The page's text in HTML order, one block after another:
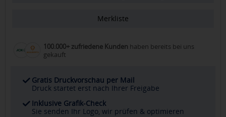
Merkliste
100.000+ zufriedene Kunden haben bereits bei uns
gekauft
Gratis Druckvorschau per Mail
Druck startet erst nach Ihrer Freigabe
Inklusive Grafik-Check
Sie senden Ihr Logo, wir prüfen & optimieren